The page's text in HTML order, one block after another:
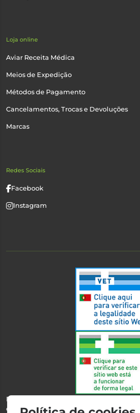
Loja online
Aviar Receita Médica
Meios de Expedição
Métodos de Pagamento
Cancelamentos, Trocas e Devoluções
Marcas
Redes Sociais
Facebook
Instagram
Esta farmácia encontra-se autorizada
dispensa de medicamentos e produtos